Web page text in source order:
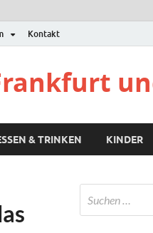
Kontakt
& TRINKEN KINDER